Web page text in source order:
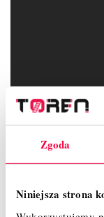
Zgoda
Niniejsza strona
Wykaz
Rama 2m -
Rama 1m -